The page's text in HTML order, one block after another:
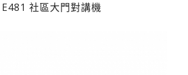
E481 社區大門對講機